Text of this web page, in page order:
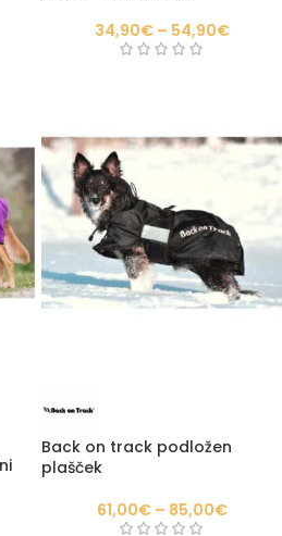
34,90€ – 54,90€
Back on track podložen
plašček
61,00€ – 85,00€